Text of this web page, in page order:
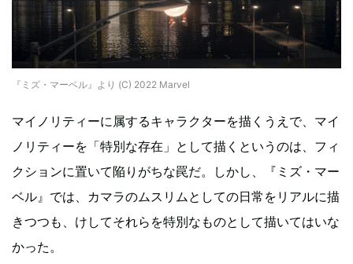
『ミズ・マーベル』より (C) 2022 Marvel
マイノリティーに属するキャラクターを描くうえで、マイ
ノリティーを「特別な存在」として描くというのは、フィ
クションに置いて陥りがちな罠だ。しかし、『ミズ・マー
ベル』では、カマラのムスリムとしての日常をリアルに描
きつつも、けしてそれらを特別なものとして描いてはいな
かった。